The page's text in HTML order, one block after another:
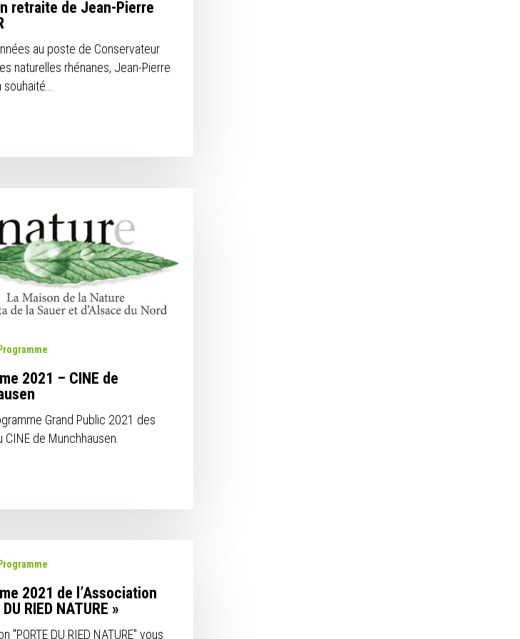
retraite de Jean-Pierre
au poste de Conservateur
naturelles rhénanes, Jean-Pierre
souhaité…
2021 – CINE de
Grand Public 2021 des
de Munchhausen.
Programme
2021 de l’Association
RIED NATURE »
"PORTE DU RIED NATURE" vous